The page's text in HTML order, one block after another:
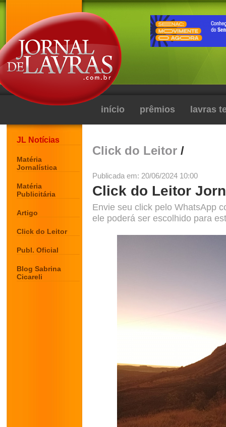
início prêmios lavras
JL Notícias
Matéria
Jornalística
Matéria
Publicitária
Artigo
Click do Leitor
Publ. Oficial
Blog Sabrina
Cicareli
Click do Leitor /
Publicada em: 20/06/2024 10:00
Click do Leitor
Envie seu click pelo WhatsApp
ele poderá ser escolhido para